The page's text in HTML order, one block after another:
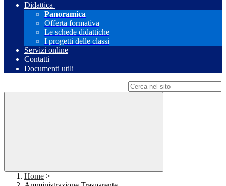
Didattica
Panoramica
Offerta formativa
Le schede didattiche
I progetti delle classi
Servizi online
Contatti
Documenti utili
Home >